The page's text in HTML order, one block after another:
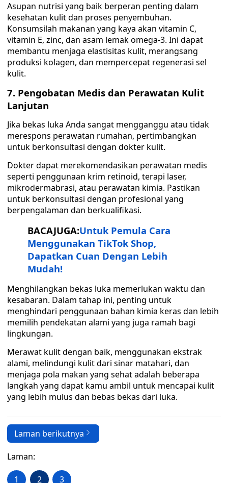
Asupan nutrisi yang baik berperan penting dalam
kesehatan kulit dan proses penyembuhan.
Konsumsilah makanan yang kaya akan vitamin C,
vitamin E, zinc, dan asam lemak omega-3. Ini dapat
membantu menjaga elastisitas kulit, merangsang
produksi kolagen, dan mempercepat regenerasi sel
kulit.
7. Pengobatan Medis dan Perawatan Kulit
Lanjutan
Jika bekas luka Anda sangat mengganggu atau tidak
merespons perawatan rumahan, pertimbangkan
untuk berkonsultasi dengan dokter kulit.
Dokter dapat merekomendasikan perawatan medis
seperti penggunaan krim retinoid, terapi laser,
mikrodermabrasi, atau perawatan kimia. Pastikan
untuk berkonsultasi dengan profesional yang
berpengalaman dan berkualifikasi.
BACAJUGA:Untuk Pemula Cara
Menggunakan TikTok Shop,
Dapatkan Cuan Dengan Lebih
Mudah!
Menghilangkan bekas luka memerlukan waktu dan
kesabaran. Dalam tahap ini, penting untuk
menghindari penggunaan bahan kimia keras dan lebih
memilih pendekatan alami yang juga ramah bagi
lingkungan.
Merawat kulit dengan baik, menggunakan ekstrak
alami, melindungi kulit dari sinar matahari, dan
menjaga pola makan yang sehat adalah beberapa
langkah yang dapat kamu ambil untuk mencapai kulit
yang lebih mulus dan bebas bekas dari luka.
Laman berikutnya
Laman:
1 2 3